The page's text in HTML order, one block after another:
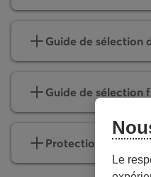
Guide de sélection
Guide de sélection
Protection
Le